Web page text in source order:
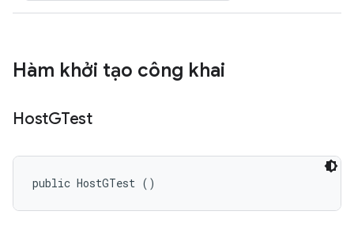
Hàm khởi tạo công khai
HostGTest
public HostGTest ()